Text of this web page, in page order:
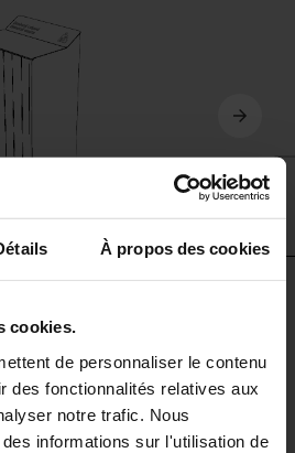
À propos des cookies
cookies.
de personnaliser le contenu
des fonctionnalités relatives aux
notre trafic. Nous
informations sur l'utilisation de
sans couvercle
d'acier perforée